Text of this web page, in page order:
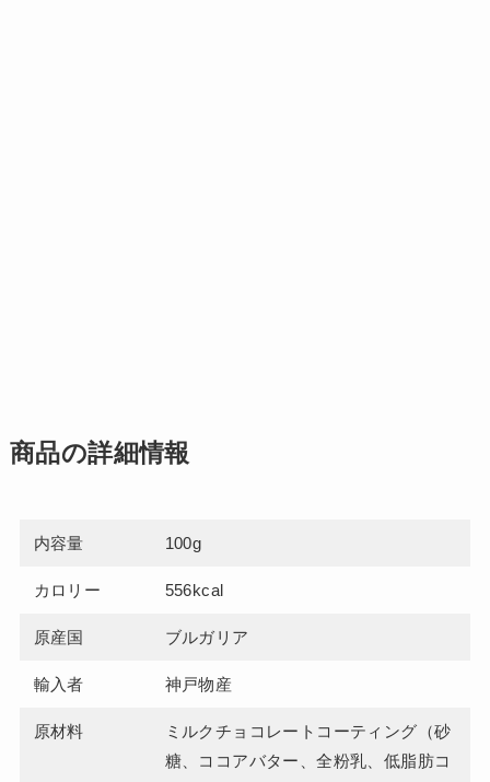
商品の詳細情報
内容量 100g
カロリー 556kcal
原産国 ブルガリア
輸入者 神戸物産
原材料
ミルクチョコレートコーティング（砂
糖、ココアバター、全粉乳、低脂肪コ